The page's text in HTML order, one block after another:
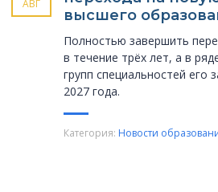
АВГ
высшего
Полностью завершить
в течение трёх лет, а в
групп специальностей его
2027 года.
Категория: Новости